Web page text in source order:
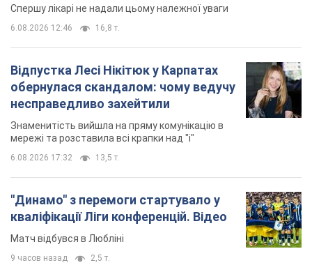
Спершу лікарі не надали цьому належної уваги
6.08.2026 12:46 16,8 т.
Відпустка Лесі Нікітюк у Карпатах
обернулася скандалом: чому ведучу
несправедливо захейтили
Знаменитість вийшла на пряму комунікацію в
мережі та розставила всі крапки над "і"
6.08.2026 17:32 13,5 т.
"Динамо" з перемоги стартувало у
кваліфікації Ліги конференцій. Відео
Матч відбувся в Любліні
9 часов назад 2,5 т.